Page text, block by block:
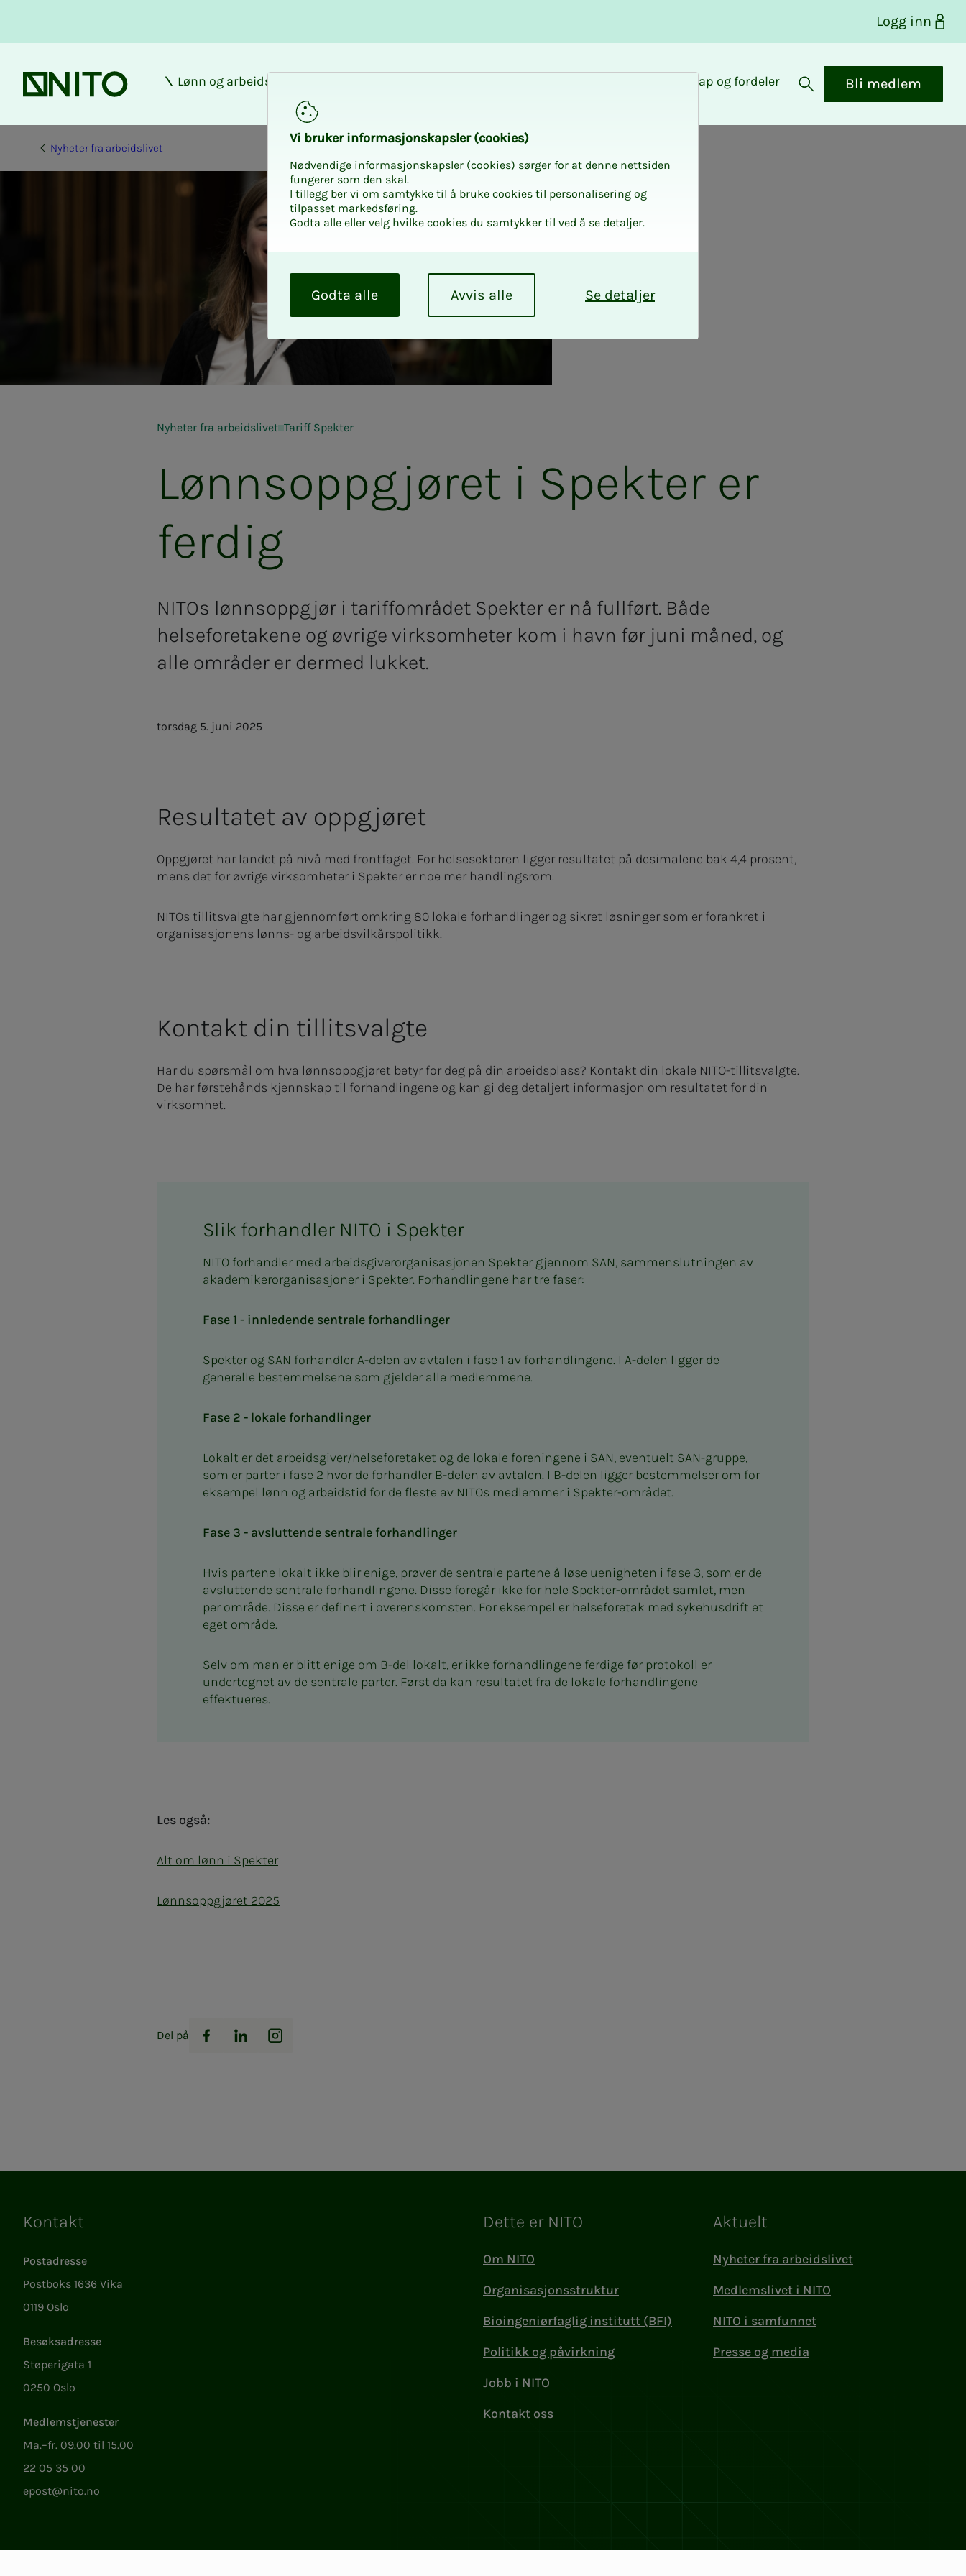
Logg inn
Forsiden
Lønn og arbeidsforhold Medlemskap og fordeler
Åpne søk
Bli medlem
Nyheter fra arbeidslivet
Nyheter fra arbeidslivet Tariff Spekter
Lønnsoppgjøret i Spekter er
ferdig
NITOs lønnsoppgjør i tariffområdet Spekter er nå fullført. Både
helseforetakene og øvrige virksomheter kom i havn før juni måned, og
alle områder er dermed lukket.
torsdag 5. juni 2025
Resultatet av oppgjøret
Oppgjøret har landet på nivå med frontfaget. For helsesektoren ligger resultatet på desimalene bak 4,4 prosent,
mens det for øvrige virksomheter i Spekter er noe mer handlingsrom.
NITOs tillitsvalgte har gjennomført omkring 80 lokale forhandlinger og sikret løsninger som er forankret i
organisasjonens lønns- og arbeidsvilkårspolitikk.
Kontakt din tillitsvalgte
Har du spørsmål om hva lønnsoppgjøret betyr for deg på din arbeidsplass? Kontakt din lokale NITO-tillitsvalgte.
De har førstehånds kjennskap til forhandlingene og kan gi deg detaljert informasjon om resultatet for din
virksomhet.
Slik forhandler NITO i Spekter
NITO forhandler med arbeidsgiverorganisasjonen Spekter gjennom SAN, sammenslutningen av
akademikerorganisasjoner i Spekter. Forhandlingene har tre faser:
Fase 1 - innledende sentrale forhandlinger
Spekter og SAN forhandler A-delen av avtalen i fase 1 av forhandlingene. I A-delen ligger de
generelle bestemmelsene som gjelder alle medlemmene.
Fase 2 - lokale forhandlinger
Lokalt er det arbeidsgiver/helseforetaket og de lokale foreningene i SAN, eventuelt SAN-gruppe,
som er parter i fase 2 hvor de forhandler B-delen av avtalen. I B-delen ligger bestemmelser om for
eksempel lønn og arbeidstid for de fleste av NITOs medlemmer i Spekter-området.
Fase 3 - avsluttende sentrale forhandlinger
Hvis partene lokalt ikke blir enige, prøver de sentrale partene å løse uenigheten i fase 3, som er de
avsluttende sentrale forhandlingene. Disse foregår ikke for hele Spekter-området samlet, men
per område. Disse er definert i overenskomsten. For eksempel er helseforetak med sykehusdrift et
eget område.
Selv om man er blitt enige om B-del lokalt, er ikke forhandlingene ferdige før protokoll er
undertegnet av de sentrale parter. Først da kan resultatet fra de lokale forhandlingene
effektueres.
Les også:
Alt om lønn i Spekter
Lønnsoppgjøret 2025
Del på
Facebook
LinkedInInstagram
Kontakt
Postadresse
Postboks 1636 Vika
0119 Oslo
Besøksadresse
Støperigata 1
0250 Oslo
Medlemstjenester
Ma.–fr. 09.00 til 15.00
22 05 35 00
epost@nito.no
Dette er NITO
Om NITO
Organisasjonsstruktur
Bioingeniørfaglig institutt (BFI)
Politikk og påvirkning
Jobb i NITO
Kontakt oss
Aktuelt
Nyheter fra arbeidslivet
Medlemslivet i NITO
NITO i samfunnet
Presse og media
Vi bru­­­ker in­­­for­­­ma­­­sjons­­­kaps­­­­­ler (cookies)
Nødvendige informasjonskapsler (cookies) sørger for at denne nettsiden
fungerer som den skal.
I tillegg ber vi om samtykke til å bruke cookies til personalisering og
tilpasset markedsføring.
Godta alle eller velg hvilke cookies du samtykker til ved å se detaljer.
v
i
l
Se detaljer
Avvis alle
Godta alle